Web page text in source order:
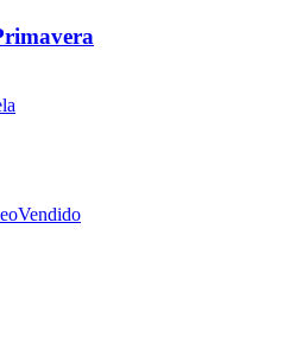
Vendido